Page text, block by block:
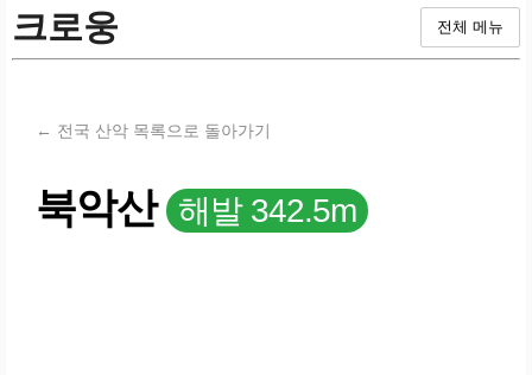
크로웅 전체 메뉴
← 전국 산악 목록으로 돌아가기
북악산 해발 342.5m